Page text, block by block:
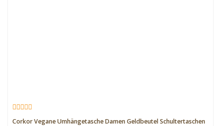
Corkor Vegane Umhängetasche Damen Geldbeutel Schultertaschen